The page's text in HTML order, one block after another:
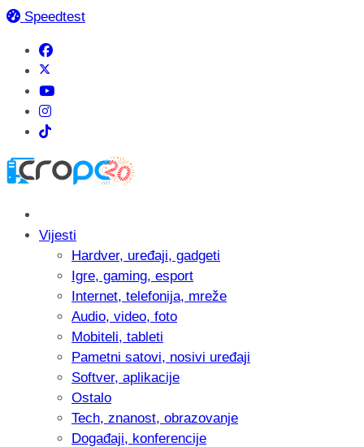
Speedtest
Vijesti
Hardver, uređaji, gadgeti
Igre, gaming, esport
Internet, telefonija, mreže
Audio, video, foto
Mobiteli, tableti
Pametni satovi, nosivi uređaji
Softver, aplikacije
Ostalo
Tech, znanost, obrazovanje
Događaji, konferencije